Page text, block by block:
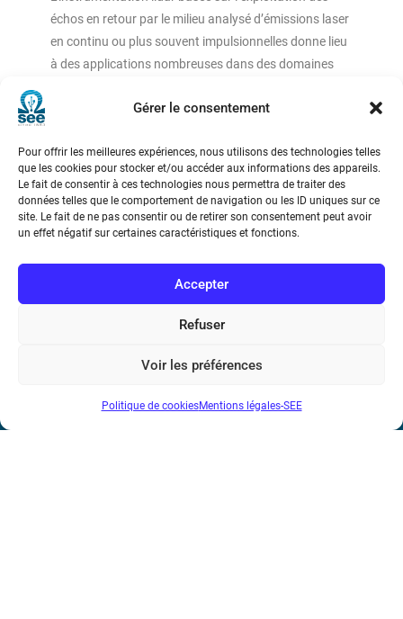
Gérer le consentement
Pour offrir les meilleures expériences, nous utilisons des technologies telles
que les cookies pour stocker et/ou accéder aux informations des appareils.
Le fait de consentir à ces technologies nous permettra de traiter des
données telles que le comportement de navigation ou les ID uniques sur ce
site. Le fait de ne pas consentir ou de retirer son consentement peut avoir
un effet négatif sur certaines caractéristiques et fonctions.
Accepter
Refuser
Voir les préférences
Politique de cookiesMentions légales-SEE
échos en retour par le milieu analysé d’émissions laser
en continu ou plus souvent impulsionnelles donne lieu
à des applications nombreuses dans des domaines
etc.). C’est devenu une technique incontournable dans
les prévisions météorologiques, les études relatives au
changement climatique, la mesure du vent et
des turbulences atmosphériques.
de l’Information et de la Communication
17 rue de l’Amiral Hamelin75116 Paris